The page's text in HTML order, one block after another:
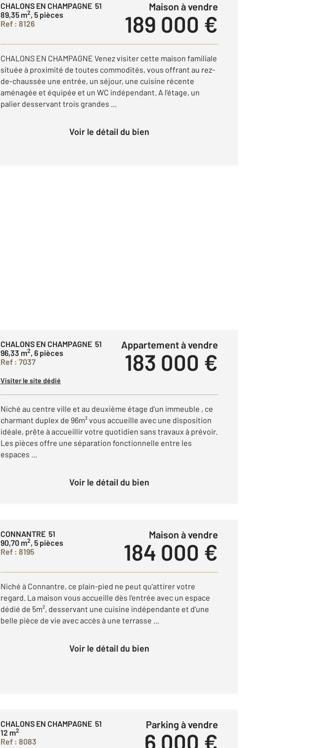
CHALONS EN CHAMPAGNE 51
89,35 m2, 5 pièces
Ref : 8126
Maison à vendre
189 000 €
CHALONS EN CHAMPAGNE Venez visiter cette maison familiale
située à proximité de toutes commodités, vous offrant au rez-
de-chaussée une entrée, un séjour, une cuisine récente
aménagée et équipée et un WC indépendant. A l'étage, un
palier desservant trois grandes ...
Voir le détail du bien
CHALONS EN CHAMPAGNE 51
96,33 m2, 6 pièces
Ref : 7037
Appartement à vendre
183 000 €
Visiter le site dédié
Niché au centre ville et au deuxième étage d'un immeuble , ce
charmant duplex de 96m² vous accueille avec une disposition
idéale, prête à accueillir votre quotidien sans travaux à prévoir.
Les pièces offre une séparation fonctionnelle entre les
espaces ...
Voir le détail du bien
CONNANTRE 51
90,70 m2, 5 pièces
Ref : 8195
Maison à vendre
184 000 €
Niché à Connantre, ce plain-pied ne peut qu'attirer votre
regard. La maison vous accueille dès l'entrée avec un espace
dédié de 5m², desservant une cuisine indépendante et d'une
belle pièce de vie avec accès à une terrasse ...
Voir le détail du bien
CHALONS EN CHAMPAGNE 51
12 m2
Ref : 8083
Parking à vendre
6 000 €